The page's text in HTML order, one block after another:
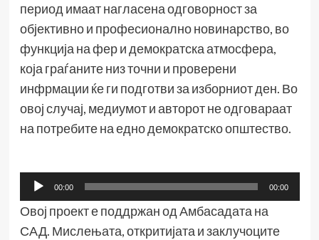
период имаат нагласена одговорност за
објективно и професионално новинарство, во
функција на фер и демократска атмосфера,
која граѓаните низ точни и проверени
инфрмации ќе ги подготви за изборниот ден. Во
овој случај, медиумот и авторот не одговараат
на потребите на едно демократско општество.
Аудио
плејер
00:00 00:00
Овој проект е поддржан од Амбасадата на
САД. Мислењата, откритијата и заклучоците